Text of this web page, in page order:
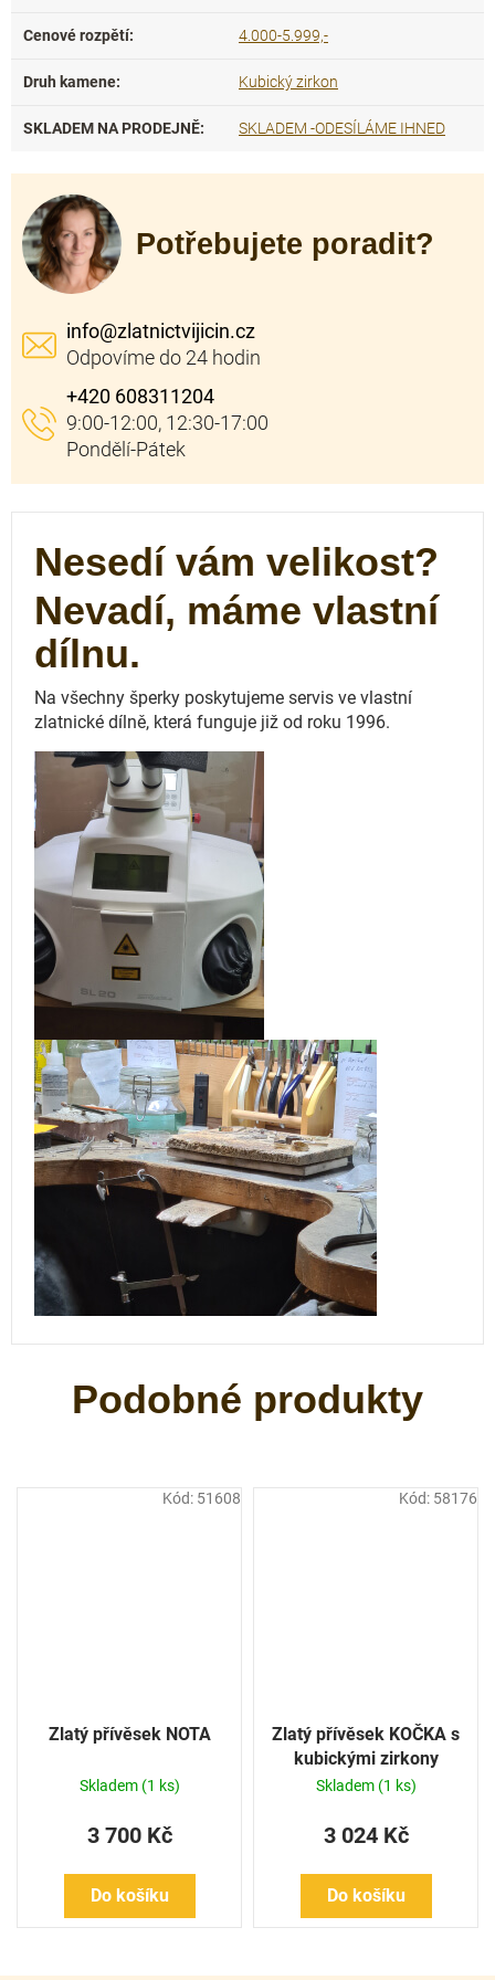
Cenové rozpětí: 4.000-5.999,-
Druh kamene: Kubický zirkon
SKLADEM NA PRODEJNĚ: SKLADEM -ODESÍLÁME IHNED
Potřebujete poradit?
info@zlatnictvijicin.cz
+420 608311204
Zlatý přívěsek NOTA
Skladem (1 ks)
3 700 Kč
Do košíku
Kód: 51608
Zlatý přívěsek KOČKA s
kubickými zirkony
Skladem (1 ks)
3 024 Kč
Do košíku
Kód: 58176
Nesedí vám velikost?
Nevadí, máme vlastní
dílnu.
Na všechny šperky poskytujeme servis ve vlastní
zlatnické dílně, která funguje již od roku 1996.